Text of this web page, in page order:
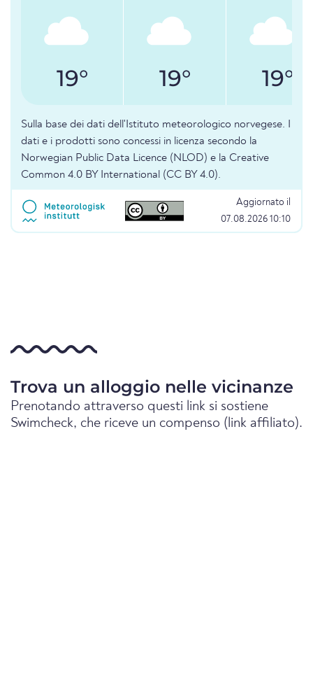
19° 19° 19°
Sulla base dei dati dell'Istituto meteorologico norvegese. I
dati e i prodotti sono concessi in licenza secondo la
Norwegian Public Data Licence (NLOD) e la Creative
Common 4.0 BY International (CC BY 4.0).
Aggiornato il
07.08.2026 10:10
Trova un alloggio nelle vicinanze
Prenotando attraverso questi link si sostiene
Swimcheck, che riceve un compenso (link affiliato).